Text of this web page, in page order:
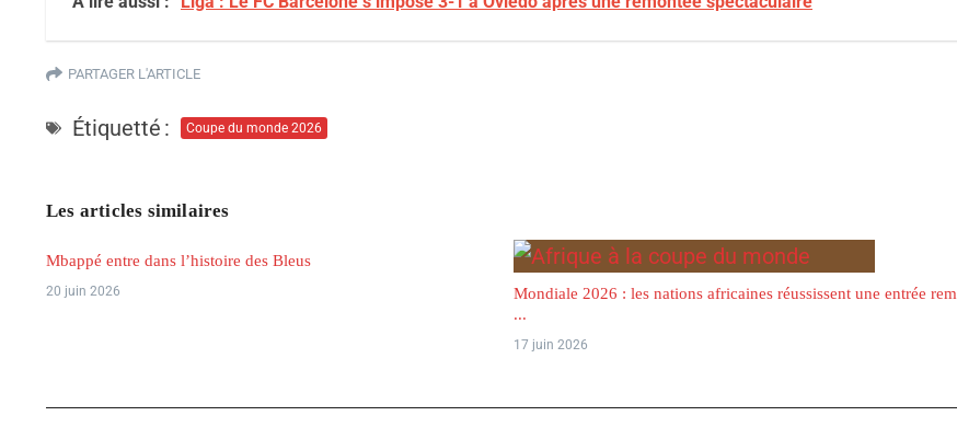
PARTAGER L'ARTICLE
Étiquetté : Coupe du monde 2026
Les articles similaires
Mbappé entre dans l’histoire des Bleus
20 juin 2026
Mondiale 2026 : les nations africaines réussissent une entrée rem
...
17 juin 2026